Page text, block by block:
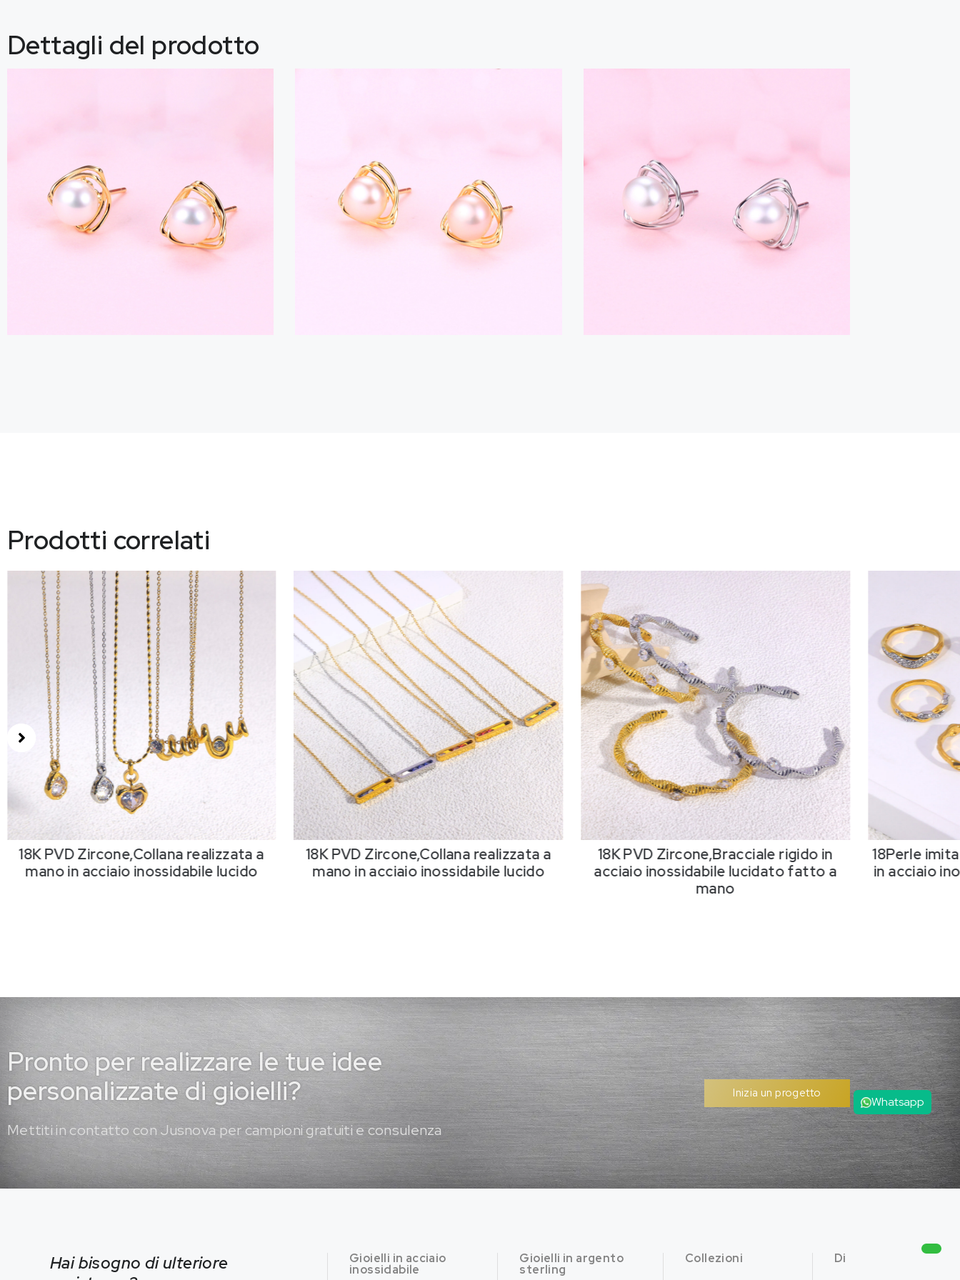
Dettagli del prodotto
Prodotti correlati
18K PVD Zircone,Collana realizzata a
mano in acciaio inossidabile lucido
18K PVD Zircone,Collana realizzata a
mano in acciaio inossidabile lucido
18K PVD Zircone,Bracciale rigido in
acciaio inossidabile lucidato fatto a
mano
18Perle
in acciaio
Pronto per realizzare le tue idee
personalizzate di gioielli?
Mettiti in contatto con Jusnova per campioni gratuiti e consulenza
Inizia un progetto
Hai bisogno di ulteriore
Gioielli in acciaio
inossidabile
Gioielli in argento
sterling
Collezioni Di
Whatsapp